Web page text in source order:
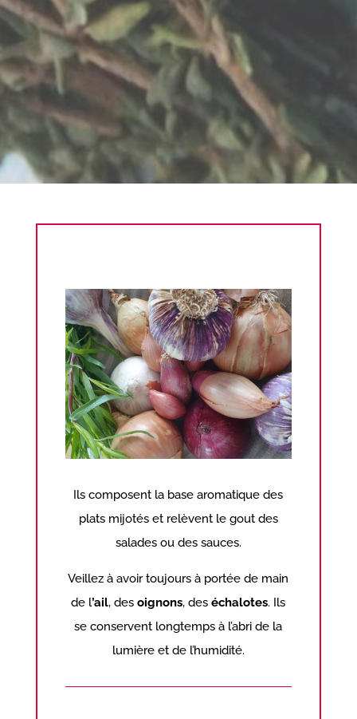
Ils composent la base aromatique des
plats mijotés et relèvent le gout des
salades ou des sauces.
Veillez à avoir toujours à portée de main
de l’ail, desoignons, deséchalotes. Ils
se conservent longtemps à l’abri de la
lumière et de l’humidité.